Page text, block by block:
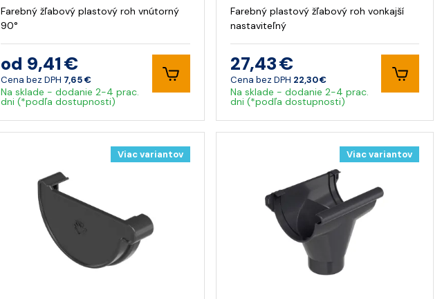
Farebný žľabový plastový roh vnútorný
90°
od 9,41 €
Cena bez DPH 7,65 €
Na sklade - dodanie 2-4 prac.
dni (*podľa dostupnosti)
Farebný plastový žľabový roh vonkajší
nastaviteľný
27,43 €
Cena bez DPH 22,30 €
Na sklade - dodanie 2-4 prac.
dni (*podľa dostupnosti)
Viac variantov Viac variantov